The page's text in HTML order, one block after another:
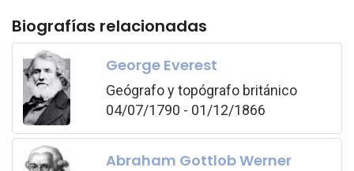
Biografías relacionadas
George Everest
Geógrafo y topógrafo británico
04/07/1790 - 01/12/1866
Abraham Gottlob Werner